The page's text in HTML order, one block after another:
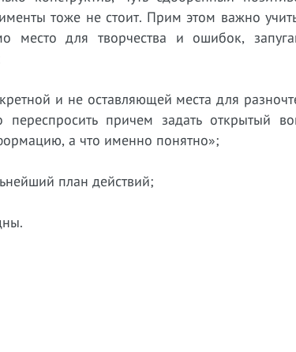
тоже не стоит. Прим этом важно
место для творчества и ошибок,
и не оставляющей места для
причем задать открытый
а что именно понятно»;
план действий;